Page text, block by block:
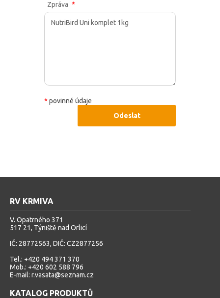
Zpráva
* povinné údaje
Odeslat
RV KRMIVA
V. Opatrného 371
517 21, Týniště nad Orlicí
IČ: 28772563, DIČ: CZ2877256
Tel.: +420 494 371 370
Mob.: +420 602 588 796
E-mail: r.vasata@seznam.cz
KATALOG PRODUKTŮ